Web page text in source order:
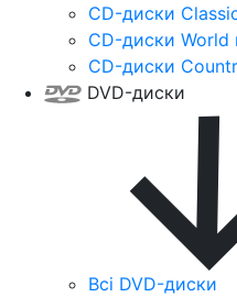
CD-диски
CD-диски World
CD-диски
DVD-диски
Всі DVD-диски